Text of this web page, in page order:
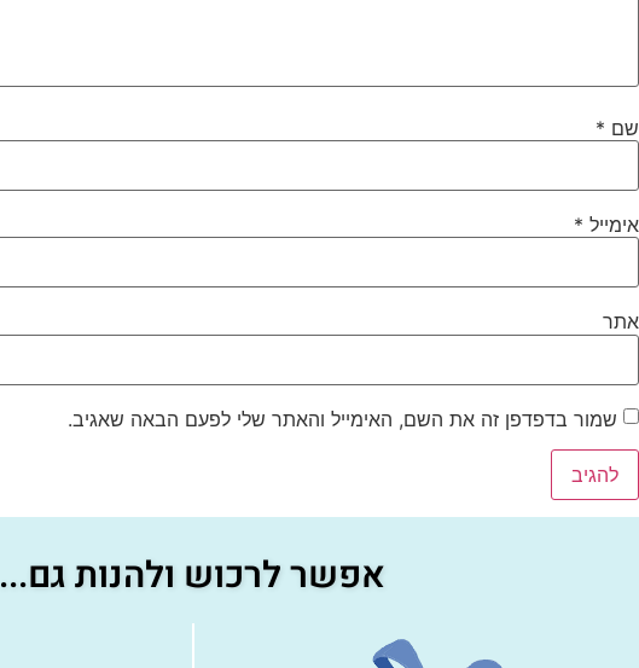
שם *
אימייל *
אתר
שמור בדפדפן זה את השם, האימייל והאתר שלי לפעם הבאה שאגיב.
אפשר לרכוש ולהנות גם...